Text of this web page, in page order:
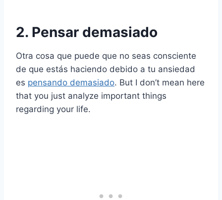
2. Pensar demasiado
Otra cosa que puede que no seas consciente
de que estás haciendo debido a tu ansiedad
es pensando demasiado. But I don’t mean here
that you just analyze important things
regarding your life.